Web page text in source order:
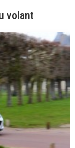
volant